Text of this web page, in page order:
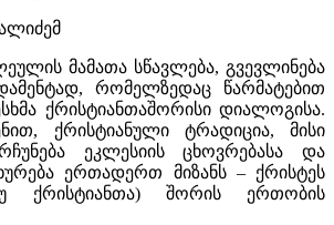
მამათა სწავლება, გვევლინება
რომელზედაც წარმატებით
ქრისტიანთაშორისი დიალოგისა.
ქრისტიანული ტრადიცია, მისი
ეკლესიის ცხოვრებასა და
ერთადერთ მიზანს – ქრისტეს
ქრისტიანთა) შორის ერთობის